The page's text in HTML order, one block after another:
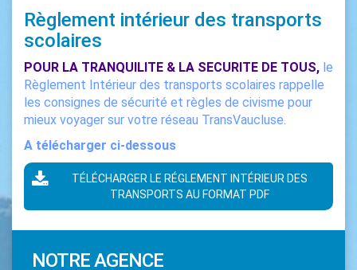
Règlement intérieur des transports
scolaires
POUR LA TRANQUILITE & LA SECURITE DE TOUS, le
Règlement Intérieur des transports scolaires rappelle
les consignes de sécurité et règles de civisme pour
mieux voyager sur votre réseau TransVaucluse.
A télécharger ci-dessous
TÉLÉCHARGER LE RÉGLEMENT INTÉRIEUR DES
TRANSPORTS AU FORMAT PDF
NOTRE AGENCE